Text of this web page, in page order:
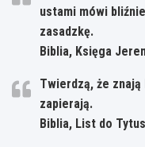
ustami mówi
zasadzkę.
Biblia, Księga
Twierdzą, że znają
zapierają.
Biblia, List do